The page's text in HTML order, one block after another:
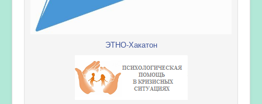
ЭТНО-Хакатон